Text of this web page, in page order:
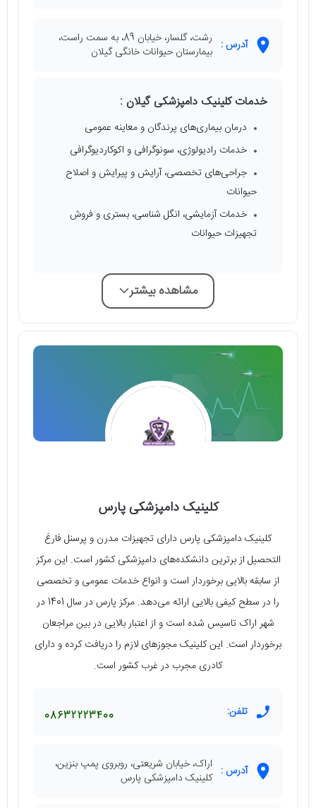
آدرس :
رشت، گلسار، خیابان 89، به سمت راست،
بیمارستان حیوانات خانگی گیلان
خدمات کلینیک دامپزشکی گیلان :
درمان بیماری‌های پرندگان و معاینه عمومی
خدمات رادیولوژی، سونوگرافی و اکوکاردیوگرافی
جراحی‌های تخصصی، آرایش و پیرایش و اصلاح
حیوانات
خدمات آزمایشی، انگل شناسی، بستری و فروش
تجهیزات حیوانات
مشاهده بیشتر
کلینیک دامپزشکی پارس
کلینیک دامپزشکی پارس دارای تجهیزات مدرن و پرسنل فارغ
التحصیل از برترین دانشکده‌های دامپزشکی کشور است. این مرکز
از سابقه بالایی برخوردار است و انواع خدمات عمومی و تخصصی
را در سطح کیفی بالایی ارائه می‌دهد. مرکز پارس در سال 1401 در
شهر اراک تاسیس شده است و از اعتبار بالایی در بین مراجعان
برخوردار است. این کلینیک مجوزهای لازم را دریافت کرده و دارای
کادری مجرب در غرب کشور است.
تلفن: 08632223400
آدرس : اراک، خیابان شریعتی، روبروی پمپ بنزین،
کلینیک دامپزشکی پارس